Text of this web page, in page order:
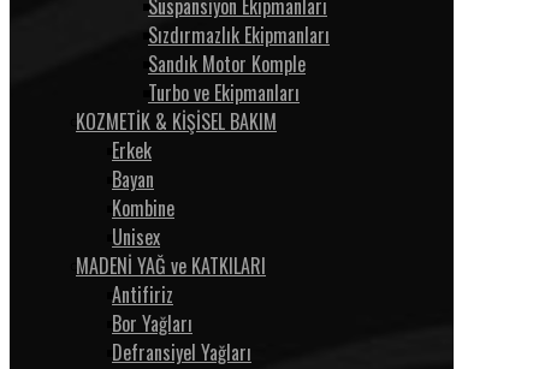
Süspansiyon Ekipmanları
Sızdırmazlık Ekipmanları
Sandık Motor Komple
Turbo ve Ekipmanları
KOZMETİK & KİŞİSEL BAKIM
Erkek
Bayan
Kombine
Unisex
MADENİ YAĞ ve KATKILARI
Antifiriz
Bor Yağları
Defransiyel Yağları